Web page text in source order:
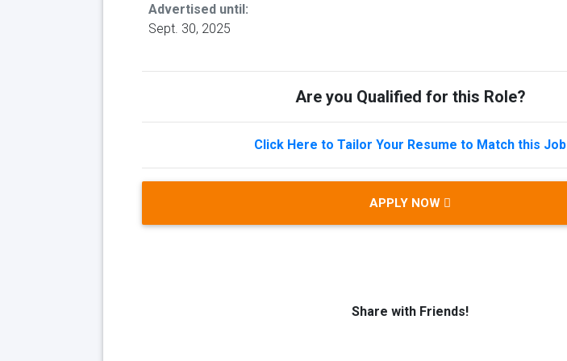
Advertised until:
Sept. 30, 2025
Are you Qualified for this Role?
Click Here to Tailor Your Resume to Match this Job
APPLY NOW
Share with Friends!